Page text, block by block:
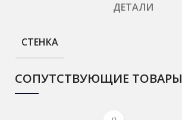
ДЕТАЛИ
СТЕНКА
СОПУТСТВУЮЩИЕ ТОВАРЫ